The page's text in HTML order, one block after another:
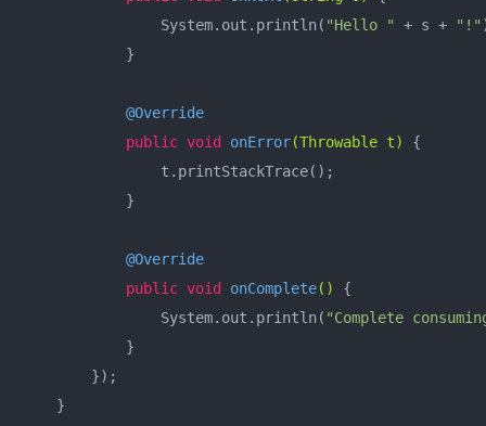
                System.out.println(
"Hello " + s + "!"
            }
@Override
public void onError(Throwable t)
{
                t.printStackTrace();
            }
@Override
public void onComplete()
{
                System.out.println(
"Complete
            }
        });
    }